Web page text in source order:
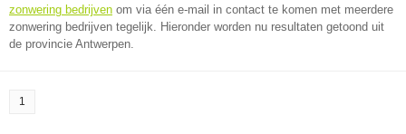
zonwering bedrijven om via één e-mail in contact te komen met meerdere
zonwering bedrijven tegelijk. Hieronder worden nu resultaten getoond uit
de provincie Antwerpen.
1